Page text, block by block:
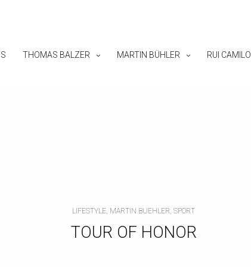
THOMAS BALZER MARTIN BÜHLER RUI CAMILO
LIFESTYLE, MARTIN BUEHLER, SPORT
TOUR OF HONOR